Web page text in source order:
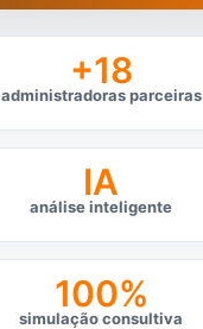
+18
administradoras parceiras
IA
análise inteligente
100%
simulação consultiva